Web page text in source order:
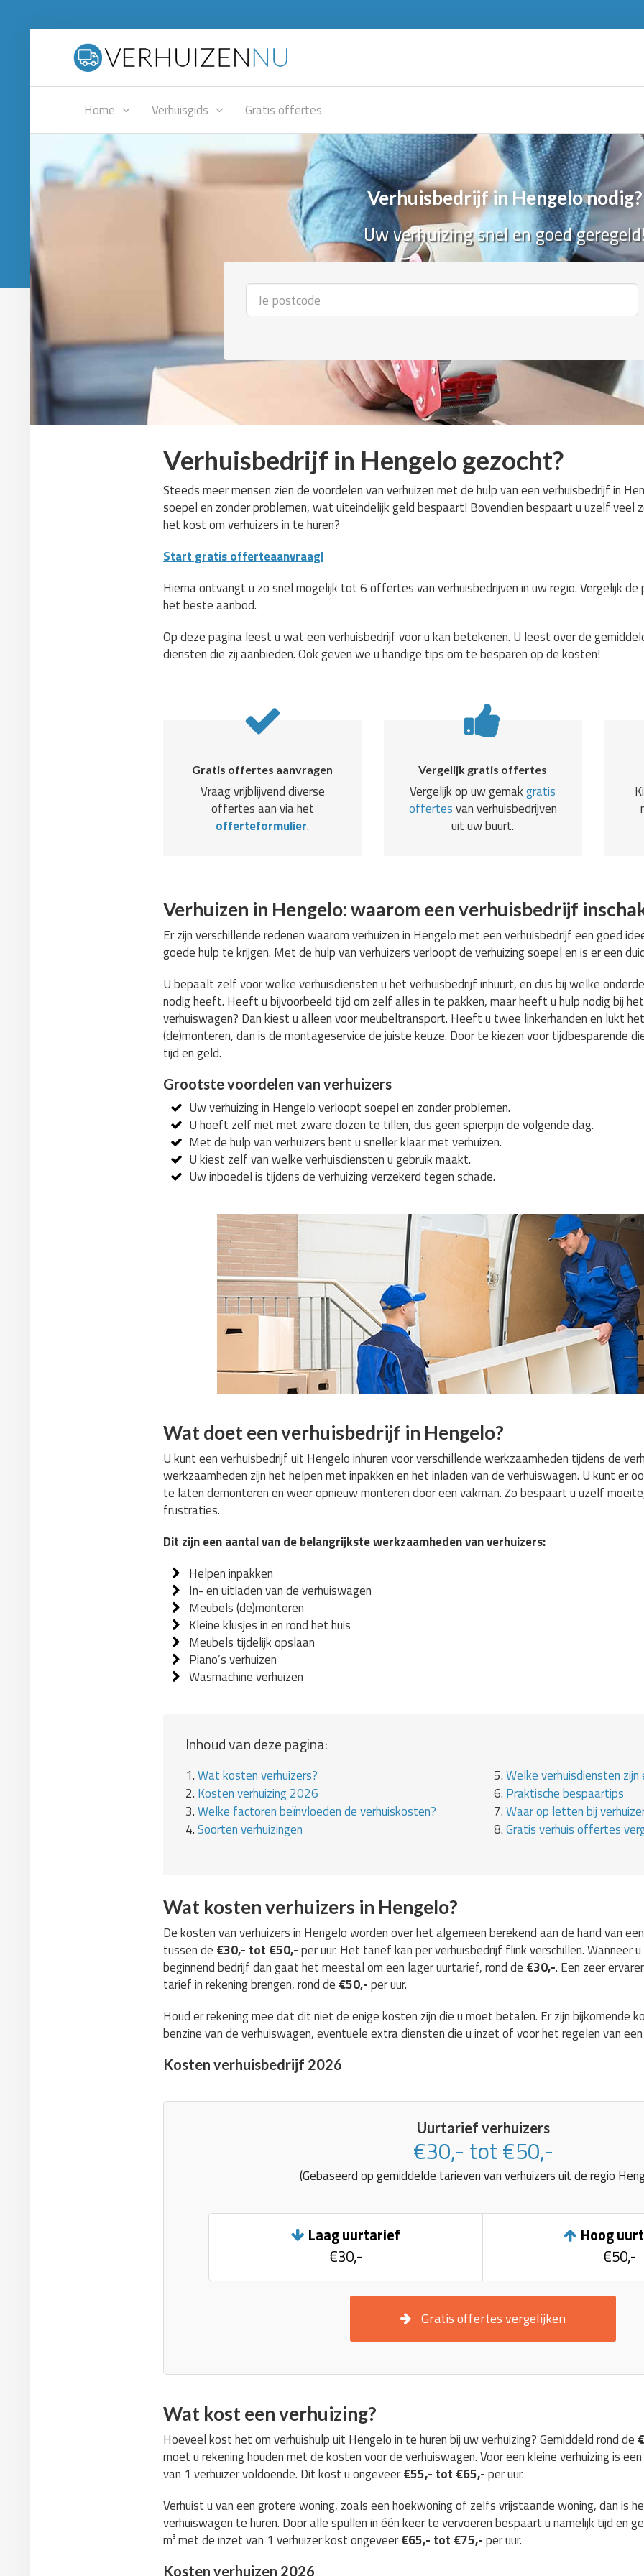
Home Verhuisgids Gratis offertes
Verhuisbedrijf in Hengelo nodig?
Uw verhuizing snel en goed
Verhuisbedrijf in Hengelo gezocht?
Steeds meer mensen zien de voordelen van verhuizen met de hulp van een verhuisbedrijf in
soepel en zonder problemen, wat uiteindelijk geld bespaart! Bovendien bespaart u uzelf veel
het kost om verhuizers in te huren?
Start gratis offerteaanvraag!
Hierna ontvangt u zo snel mogelijk tot 6 offertes van verhuisbedrijven in uw regio. Vergelijk de
het beste aanbod.
Op deze pagina leest u wat een verhuisbedrijf voor u kan betekenen. U leest over de
diensten die zij aanbieden. Ook geven we u handige tips om te besparen op de kosten!
Gratis offertes aanvragen
Vraag vrijblijvend diverse
offertes aan via het
offerteformulier.
Vergelijk gratis offertes
Vergelijk op uw gemakgratis
offertesvan verhuisbedrijven
uit uw buurt.
Verhuizen in Hengelo: waarom een verhuisbedrijf
Er zijn verschillende redenen waarom verhuizen in Hengelo met een verhuisbedrijf een goed
goede hulp te krijgen. Met de hulp van verhuizers verloopt de verhuizing soepel en is er een
U bepaalt zelf voor welke verhuisdiensten u het verhuisbedrijf inhuurt, en dus bij welke
nodig heeft. Heeft u bijvoorbeeld tijd om zelf alles in te pakken, maar heeft u hulp nodig bij
verhuiswagen? Dan kiest u alleen voor meubeltransport. Heeft u twee linkerhanden en lukt
(de)monteren, dan is de montageservice de juiste keuze. Door te kiezen voor tijdbesparende
tijd en geld.
Grootste voordelen van verhuizers
Uw verhuizing in Hengelo verloopt soepel en zonder problemen.
U hoeft zelf niet met zware dozen te tillen, dus geen spierpijn de volgende dag.
Met de hulp van verhuizers bent u sneller klaar met verhuizen.
U kiest zelf van welke verhuisdiensten u gebruik maakt.
Uw inboedel is tijdens de verhuizing verzekerd tegen schade.
Wat doet een verhuisbedrijf in Hengelo?
U kunt een verhuisbedrijf uit Hengelo inhuren voor verschillende werkzaamheden tijdens de
werkzaamheden zijn het helpen met inpakken en het inladen van de verhuiswagen. U kunt er
te laten demonteren en weer opnieuw monteren door een vakman. Zo bespaart u uzelf
frustraties.
Dit zijn een aantal van de belangrijkste werkzaamheden van verhuizers:
Helpen inpakken
In- en uitladen van de verhuiswagen
Meubels (de)monteren
Kleine klusjes in en rond het huis
Meubels tijdelijk opslaan
Piano’s verhuizen
Wasmachine verhuizen
Inhoud van deze pagina:
1.Wat kosten verhuizers?
2. Kosten verhuizing 2026
3.Welke factoren beïnvloeden de verhuiskosten?
4.Soorten verhuizingen
5.Welke verhuisdiensten zijn
6. Praktische bespaartips
7.Waar op letten bij
8.Gratis verhuis offertes
Wat kosten verhuizers in Hengelo?
De kosten van verhuizers in Hengelo worden over het algemeen berekend aan de hand van
tussen de €30,- tot €50,-per uur. Het tarief kan per verhuisbedrijf flink verschillen. Wanneer
beginnend bedrijf dan gaat het meestal om een lager uurtarief, rond de €30,-. Een zeer
tarief in rekening brengen, rond de €50,-per uur.
Houd er rekening mee dat dit niet de enige kosten zijn die u moet betalen. Er zijn bijkomende
benzine van de verhuiswagen, eventuele extra diensten die u inzet of voor het regelen van
Kosten verhuisbedrijf 2026
Uurtarief verhuizers
€30,- tot €50,-
(Gebaseerd op gemiddelde tarieven van verhuizers uit de regio
Laag uurtarief
€30,-
Hoog
€50,-
Gratis offertes vergelijken
Wat kost een verhuizing?
Hoeveel kost het om verhuishulp uit Hengelo in te huren bij uw verhuizing? Gemiddeld rond de
moet u rekening houden met de kosten voor de verhuiswagen. Voor een kleine verhuizing is
van 1 verhuizer voldoende. Dit kost u ongeveer€55,- tot €65,-per uur.
Verhuist u van een grotere woning, zoals een hoekwoning of zelfs vrijstaande woning, dan is
verhuiswagen te huren. Door alle spullen in één keer te vervoeren bespaart u namelijk tijd en
m³ met de inzet van 1 verhuizer kost ongeveer€65,- tot €75,-per uur.
Kosten verhuizen 2026